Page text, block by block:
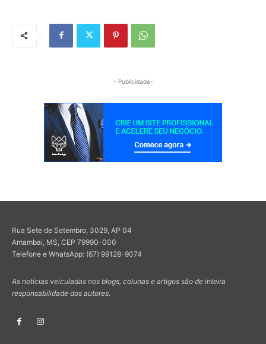
- Publicidade-
Rua Sete de Setembro, 3029, AP 04
Amambai, MS, CEP 79990-000
Telefone e WhatsApp: (67) 99128-9074
As notícias veiculadas nos blogs, colunas e artigos são de inteira
responsabilidade dos autores.